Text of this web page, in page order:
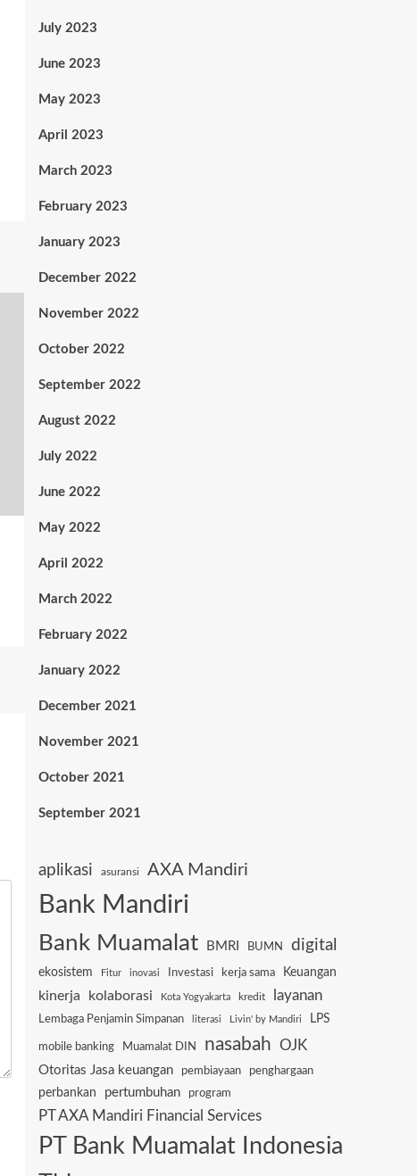
July 2023
June 2023
May 2023
April 2023
March 2023
February 2023
January 2023
December 2022
November 2022
October 2022
September 2022
August 2022
July 2022
June 2022
May 2022
April 2022
March 2022
February 2022
January 2022
December 2021
November 2021
October 2021
September 2021
aplikasi asuransi AXA Mandiri
Bank Mandiri
Bank Muamalat BMRI BUMN digital
ekosistem Fitur inovasi Investasi kerja sama Keuangan
kinerja kolaborasi Kota Yogyakarta kredit layanan
Lembaga Penjamin Simpanan literasi Livin' by Mandiri LPS
mobile banking Muamalat DIN nasabah OJK
Otoritas Jasa keuangan pembiayaan
penghargaan
perbankan
pertumbuhan program
PT AXA Mandiri Financial Services
PT Bank Muamalat Indonesia